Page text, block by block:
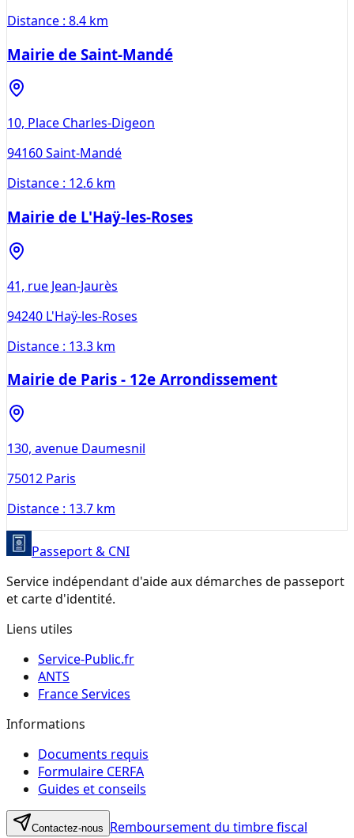
Distance : 8.4 km
Mairie de Saint-Mandé
10, Place Charles-Digeon
94160Saint-Mandé
Distance : 12.6 km
Mairie de L'Haÿ-les-Roses
41, rue Jean-Jaurès
94240 L'Haÿ-les-Roses
Distance : 13.3 km
Mairie de Paris - 12e Arrondissement
130, avenue Daumesnil
75012 Paris
Distance : 13.7 km
Passeport & CNI
Service indépendant d'aide aux démarches de passeport
et carte d'identité.
Liens utiles
Service-Public.fr
ANTS
France Services
Informations
Documents requis
Formulaire CERFA
Guides et conseils
Contactez-nous Remboursement du timbre fiscal